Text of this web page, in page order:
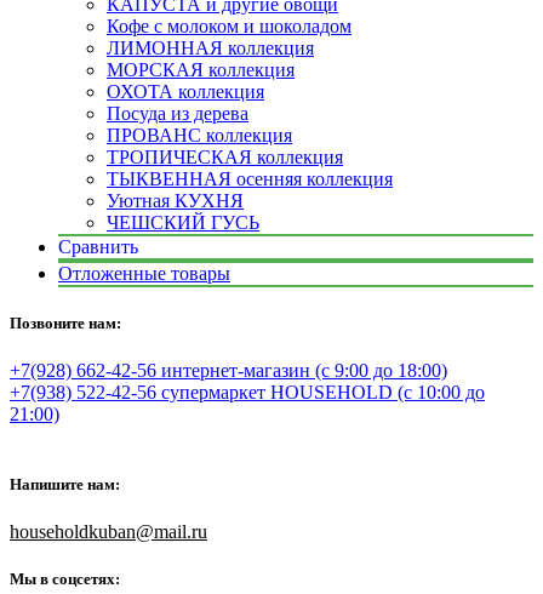
КАПУСТА и другие овощи
Кофе с молоком и шоколадом
ЛИМОННАЯ коллекция
МОРСКАЯ коллекция
ОХОТА коллекция
Посуда из дерева
ПРОВАНС коллекция
ТРОПИЧЕСКАЯ коллекция
ТЫКВЕННАЯ осенняя коллекция
Уютная КУХНЯ
ЧЕШСКИЙ ГУСЬ
Сравнить
Отложенные товары
Позвоните нам:
+7(928) 662-42-56 интернет-магазин (с 9:00 до 18:00)
+7(938) 522-42-56 супермаркет HOUSEHOLD (с 10:00 до
21:00)
Напишите нам:
householdkuban@mail.ru
Мы в соцсетях: